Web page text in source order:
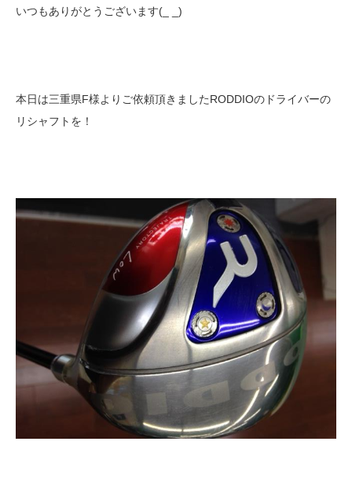
いつもありがとうございます(_ _)
本日は三重県F様よりご依頼頂きましたRODDIOのドライバーの
リシャフトを！